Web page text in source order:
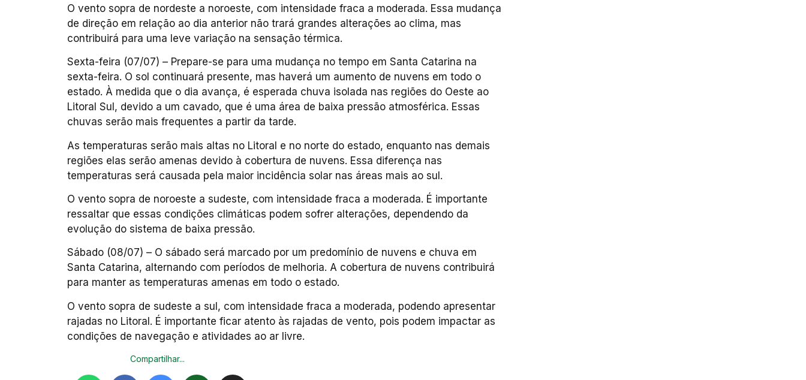
O vento sopra de nordeste a noroeste, com intensidade fraca a moderada. Essa mudança
de direção em relação ao dia anterior não trará grandes alterações ao clima, mas
contribuirá para uma leve variação na sensação térmica.
Sexta-feira (07/07) – Prepare-se para uma mudança no tempo em Santa Catarina na
sexta-feira. O sol continuará presente, mas haverá um aumento de nuvens em todo o
estado. À medida que o dia avança, é esperada chuva isolada nas regiões do Oeste ao
Litoral Sul, devido a um cavado, que é uma área de baixa pressão atmosférica. Essas
chuvas serão mais frequentes a partir da tarde.
As temperaturas serão mais altas no Litoral e no norte do estado, enquanto nas demais
regiões elas serão amenas devido à cobertura de nuvens. Essa diferença nas
temperaturas será causada pela maior incidência solar nas áreas mais ao sul.
O vento sopra de noroeste a sudeste, com intensidade fraca a moderada. É importante
ressaltar que essas condições climáticas podem sofrer alterações, dependendo da
evolução do sistema de baixa pressão.
Sábado (08/07) – O sábado será marcado por um predomínio de nuvens e chuva em
Santa Catarina, alternando com períodos de melhoria. A cobertura de nuvens contribuirá
para manter as temperaturas amenas em todo o estado.
O vento sopra de sudeste a sul, com intensidade fraca a moderada, podendo apresentar
rajadas no Litoral. É importante ficar atento às rajadas de vento, pois podem impactar as
condições de navegação e atividades ao ar livre.
Compartilhar...